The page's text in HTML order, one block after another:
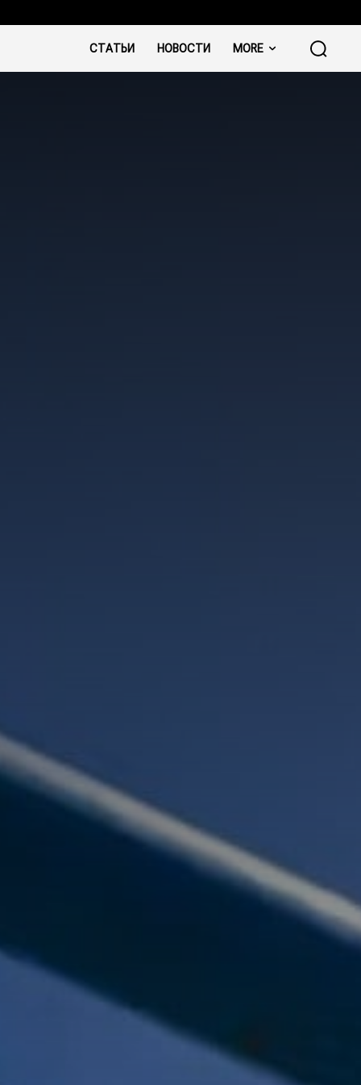
СТАТЬИ НОВОСТИ MORE